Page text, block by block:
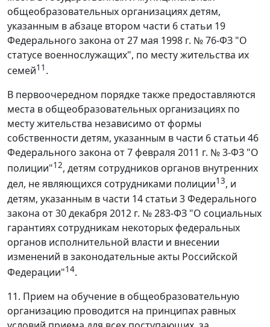
общеобразовательных организациях детям,
указанным в абзаце втором части 6 статьи 19
Федерального закона от 27 мая 1998 г. № 76-ФЗ "О
статусе военнослужащих", по месту жительства их
семей11 .
В первоочередном порядке также предоставляются
места в общеобразовательных организациях по
месту жительства независимо от формы
собственности детям, указанным в части 6 статьи 46
Федерального закона от 7 февраля 2011 г. № 3-ФЗ "О
полиции"12, детям сотрудников органов внутренних
дел, не являющихся сотрудниками полиции13, и
детям, указанным в части 14 статьи 3 Федерального
закона от 30 декабря 2012 г. № 283-ФЗ "О социальных
гарантиях сотрудникам некоторых федеральных
органов исполнительной власти и внесении
изменений в законодательные акты Российской
Федерации"14.
11. Прием на обучение в общеобразовательную
организацию проводится на принципах равных